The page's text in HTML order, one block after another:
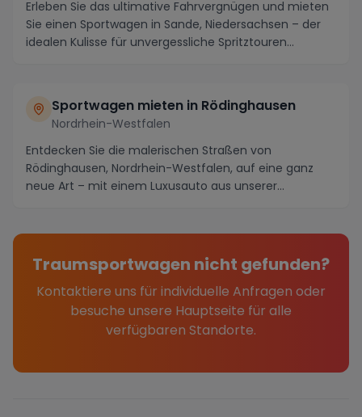
Erleben Sie das ultimative Fahrvergnügen und mieten
Sie einen Sportwagen in Sande, Niedersachsen – der
idealen Kulisse für unvergessliche Spritztouren...
Sportwagen mieten in Rödinghausen
Nordrhein-Westfalen
Entdecken Sie die malerischen Straßen von
Rödinghausen, Nordrhein-Westfalen, auf eine ganz
neue Art – mit einem Luxusauto aus unserer
Traumsportwagen nicht gefunden?
Kontaktiere uns für individuelle Anfragen oder
besuche unsere Hauptseite für alle
verfügbaren Standorte.